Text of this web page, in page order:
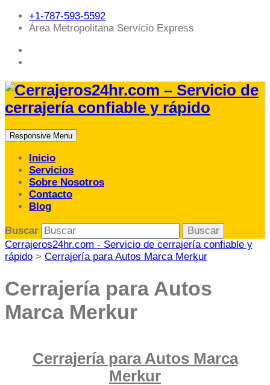
+1-787-593-5592
Área Metropolitana Servicio Express
Responsive Menu
Inicio
Servicios
Sobre Nosotros
Contacto
Blog
Buscar
Cerrajeros24hr.com - Servicio de cerrajería confiable y
rápido > Cerrajería para Autos Marca Merkur
Cerrajería para Autos
Marca Merkur
Cerrajería para Autos Marca
Merkur